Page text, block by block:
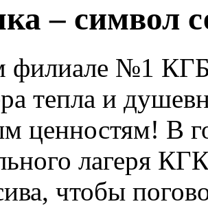
– символ
филиале №1
тепла и
ценностям! В
лагеря
чтобы